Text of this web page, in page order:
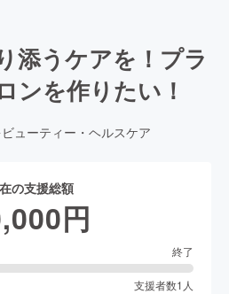
添うケアを！プラ
ンを作りたい！
ビューティー・ヘルスケア
の支援総額
円
終了
支援者数1 人